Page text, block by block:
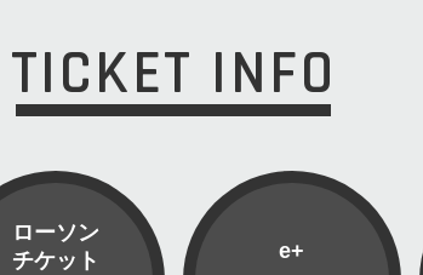
TICKET INFO
ローソン
チケット
e+